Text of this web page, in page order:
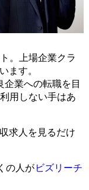
。上場企業クラ
ます。
業への転職を目
用しない手はあ
求人を見るだけ
の人が ビズリーチ